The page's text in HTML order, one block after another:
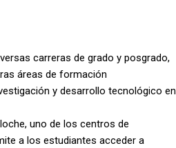
carreras de grado y posgrado,
áreas de formación
y desarrollo tecnológico en
uno de los centros de
a los estudiantes acceder a